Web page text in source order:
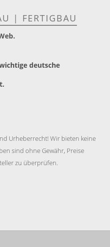
| FERTIGBAU
deutsche
Urheberrecht! Wir bieten keine
sind ohne Gewähr, Preise
zu überprüfen.